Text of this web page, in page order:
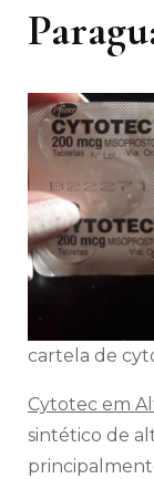
cartela de
Cytotec em
sintético de